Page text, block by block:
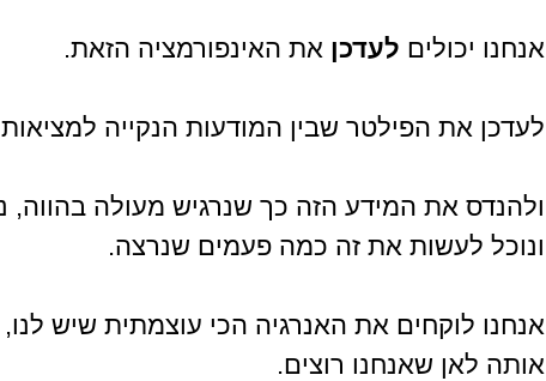
אנחנו יכולים לעדכן את האינפורמציה הזאת.
לעדכן את הפילטר שבין המודעות הנקייה למציאות
ולהנדס את המידע הזה כך שנרגיש מעולה בהווה,
ונוכל לעשות את זה כמה פעמים שנרצה.
אנחנו לוקחים את האנרגיה הכי עוצמתית שיש
אותה לאן שאנחנו רוצים.